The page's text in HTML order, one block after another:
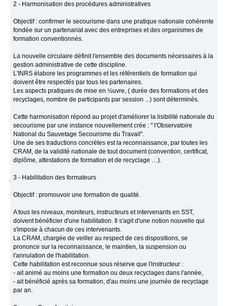
2 - Harmonisation des procédures administratives
Objectif : confirmer le secourisme dans une pratique nationale cohérente
fondée sur un partenariat avec des entreprises et des organismes de
formation conventionnés.
La nouvelle circulaire définit l'ensemble des documents nécessaires à la
gestion administrative de cette discipline.
L'INRS élabore les programmes et les référentiels de formation qui
doivent être respectés par tous les partenaires.
Les aspects pratiques de mise en ½uvre, ( durée des formations et des
recyclages, nombre de participants par session ...) sont déterminés.
Cette harmonisation répond au projet d'améliorer la lisibilité nationale du
secourisme par une instance nouvellement crée : " l'Observatoire
National du Sauvetage Secourisme du Travail".
Une de ses traductions concrètes est la reconnaissance, par toutes les
CRAM, de la validité nationale de tout document (convention, certificat,
diplôme, attestations de formation et de recyclage …).
3 - Habilitation des formateurs
Objectif : promouvoir une formation de qualité.
A tous les niveaux, moniteurs, instructeurs et intervenants en SST,
doivent bénéficier d'une habilitation. Il s'agit d'une notion nouvelle qui
s'impose à chacun de ces intervenants.
La CRAM, chargée de veiller au respect de ces dispositions, se
prononce sur la reconnaissance, le maintien, la suspension ou
l'annulation de l'habilitation.
Cette habilitation est reconnue sous réserve que l'instructeur :
- ait animé au moins une formation ou deux recyclages dans l'année,
- ait bénéficié après sa formation, d'au moins une journée de recyclage
par an.